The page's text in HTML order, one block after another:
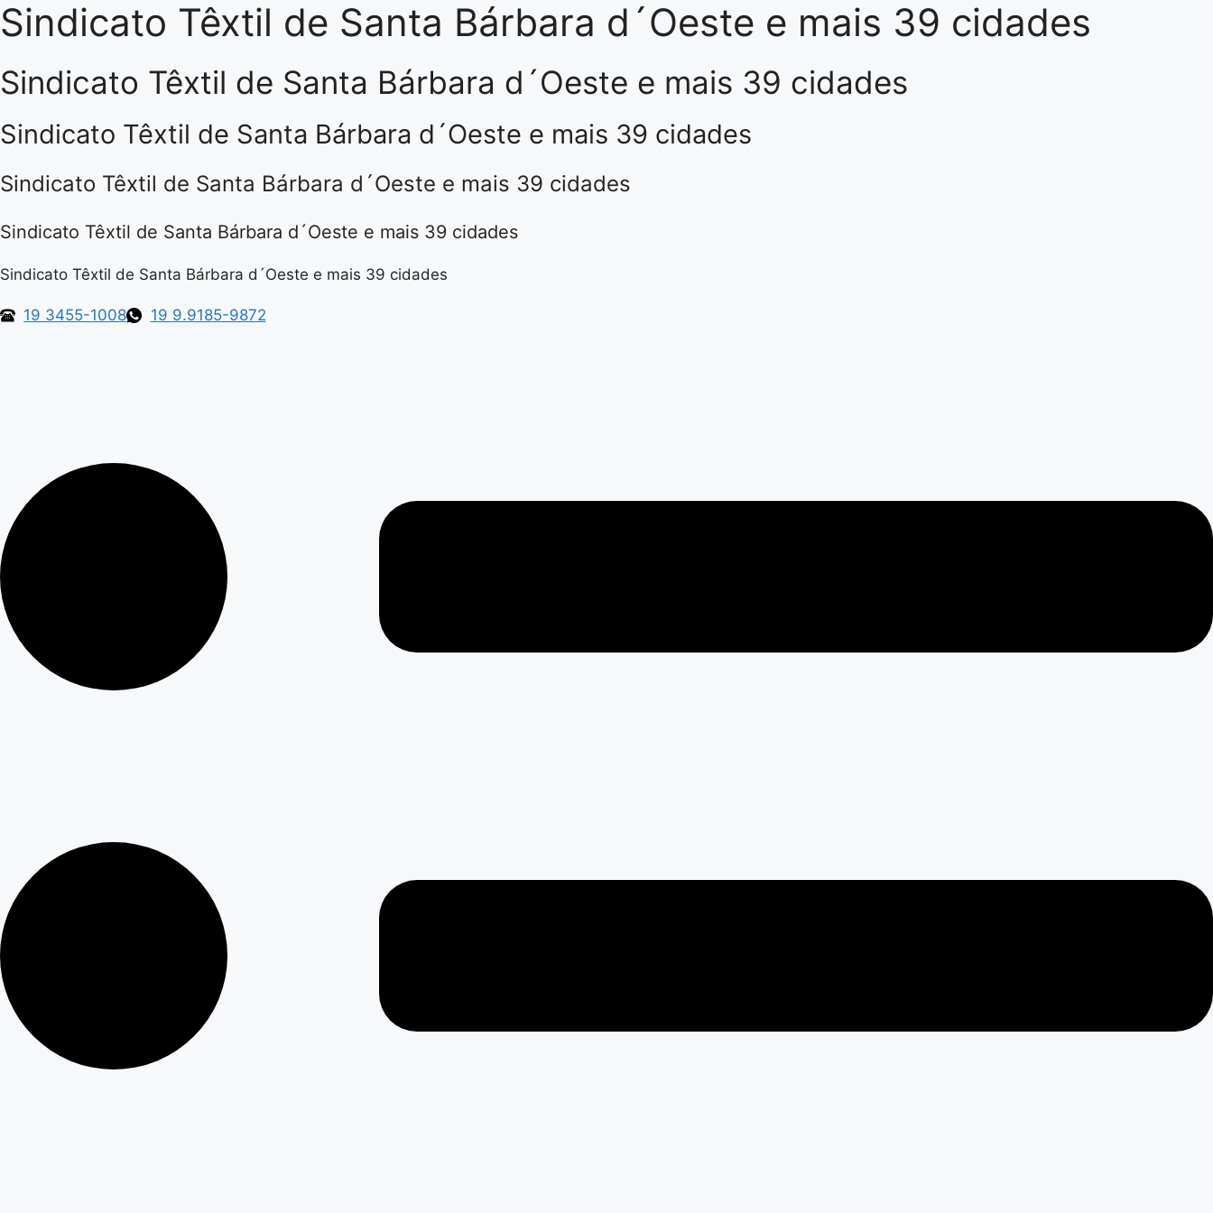
Pular
para
conteúdo
Sindicato Têxtil de Santa Bárbara d´Oeste e mais 39 cidades
Sindicato Têxtil de Santa Bárbara d´Oeste e mais 39 cidades
Sindicato Têxtil de Santa Bárbara d´Oeste e mais 39 cidades
Sindicato Têxtil de Santa Bárbara d´Oeste e mais 39 cidades
Sindicato Têxtil de Santa Bárbara d´Oeste e mais 39 cidades
Sindicato Têxtil de Santa Bárbara d´Oeste e mais 39 cidades
19 3455-1008 19 9.9185-9872